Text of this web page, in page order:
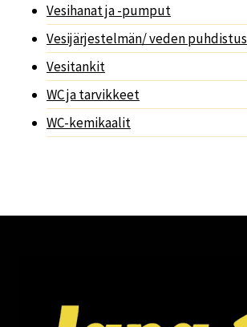
Vesihanat ja -pumput
Vesijärjestelmän/ veden puhdistus
Vesitankit
WC ja tarvikkeet
WC-kemikaalit